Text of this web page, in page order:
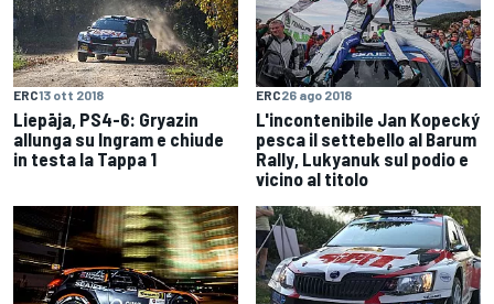
ERC13 ott 2018
Liepāja, PS4-6: Gryazin
allunga su Ingram e chiude
in testa la Tappa 1
ERC26 ago 2018
L'incontenibile Jan Kopecký
pesca il settebello al Barum
Rally, Lukyanuk sul podio e
vicino al titolo